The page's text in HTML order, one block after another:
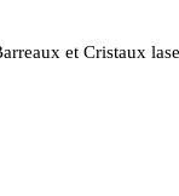
et Cristaux